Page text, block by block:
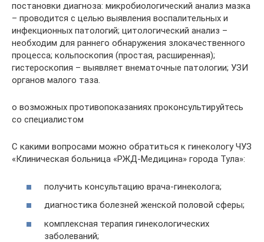
постановки диагноза: микробиологический анализ мазка
– проводится с целью выявления воспалительных и
инфекционных патологий; цитологический анализ –
необходим для раннего обнаружения злокачественного
процесса; кольпоскопия (простая, расширенная);
гистероскопия – выявляет внематочные патологии; УЗИ
органов малого таза.
о возможных противопоказаниях проконсультируйтесь
со специалистом
С какими вопросами можно обратиться к гинекологу ЧУЗ
«Клиническая больница «РЖД-Медицина» города Тула»:
получить консультацию врача-гинеколога;
диагностика болезней женской половой сферы;
комплексная терапия гинекологических
заболеваний;